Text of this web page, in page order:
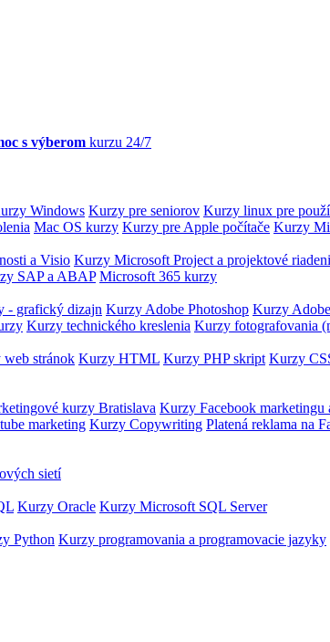
s výberom kurzu 24/7
Windows Kurzy pre seniorov Kurzy linux pre
Mac OS kurzy Kurzy pre Apple počítače Kurzy
a Visio Kurzy Microsoft Project a projektové
SAP a ABAP Microsoft 365 kurzy
- grafický dizajn Kurzy Adobe Photoshop Kurzy
Kurzy technického kreslenia Kurzy fotografovania
stránok Kurzy HTML Kurzy PHP skript Kurzy
kurzy Bratislava Kurzy Facebook marketingu
marketing Kurzy Copywriting Platená reklama na
sietí
Kurzy Oracle Kurzy Microsoft SQL Server
Python Kurzy programovania a programovacie jazyky